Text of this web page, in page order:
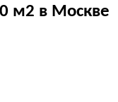
м2 в Москве